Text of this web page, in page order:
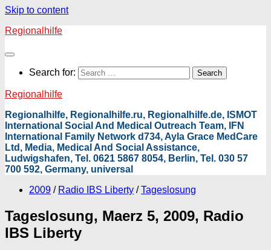
Skip to content
Regionalhilfe
Search for:
Regionalhilfe
Regionalhilfe, Regionalhilfe.ru, Regionalhilfe.de, ISMOT
International Social And Medical Outreach Team, IFN
International Family Network d734, Ayla Grace MedCare
Ltd, Media, Medical And Social Assistance,
Ludwigshafen, Tel. 0621 5867 8054, Berlin, Tel. 030 57
700 592, Germany, universal
2009 / Radio IBS Liberty / Tageslosung
Tageslosung, Maerz 5, 2009, Radio
IBS Liberty